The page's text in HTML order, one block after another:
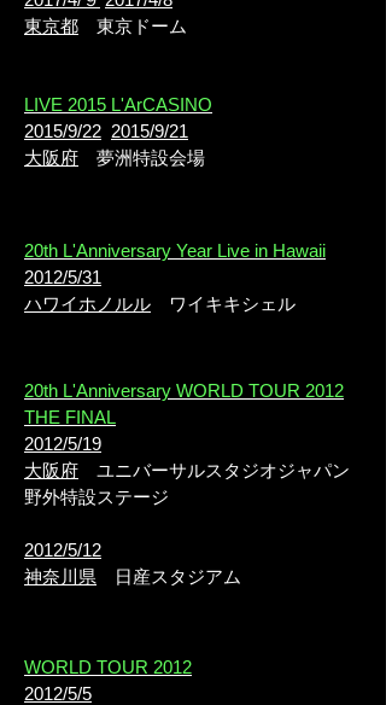
東京都 東京ドーム
LIVE 2015 L'ArCASINO
2015/9/22 2015/9/21
大阪府 夢洲特設会場
20th L'Anniversary Year Live in Hawaii
2012/5/31
ハワイホノルル ワイキキシェル
20th L'Anniversary WORLD TOUR 2012
THE FINAL
2012/5/19
大阪府 ユニバーサルスタジオジャパン
野外特設ステージ
2012/5/12
神奈川県 日産スタジアム
WORLD TOUR 2012
2012/5/5